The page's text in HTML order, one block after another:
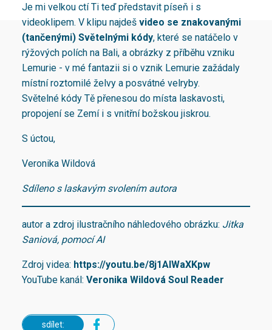
Je mi velkou ctí Ti teď představit píseň i s
videoklipem. V klipu najdeš video se znakovanými
(tančenými) Světelnými kódy, které se natáčelo v
rýžových polích na Bali, a obrázky z příběhu vzniku
Lemurie - v mé fantazii si o vznik Lemurie zažádaly
místní roztomilé želvy a posvátné velryby.
Světelné kódy Tě přenesou do místa laskavosti,
propojení se Zemí i s vnitřní božskou jiskrou.
S úctou,
Veronika Wildová
Sdíleno s laskavým svolením autora
autor a zdroj ilustračního náhledového obrázku: Jitka
Saniová, pomocí AI
Zdroj videa: https://youtu.be/8j1AlWaXKpw
YouTube kanál: Veronika Wildová Soul Reader
sdílet: